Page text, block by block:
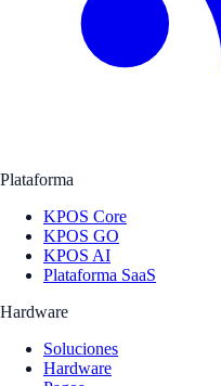
Plataforma
KPOS Core
KPOS GO
KPOS AI
Plataforma SaaS
Hardware
Soluciones
Hardware